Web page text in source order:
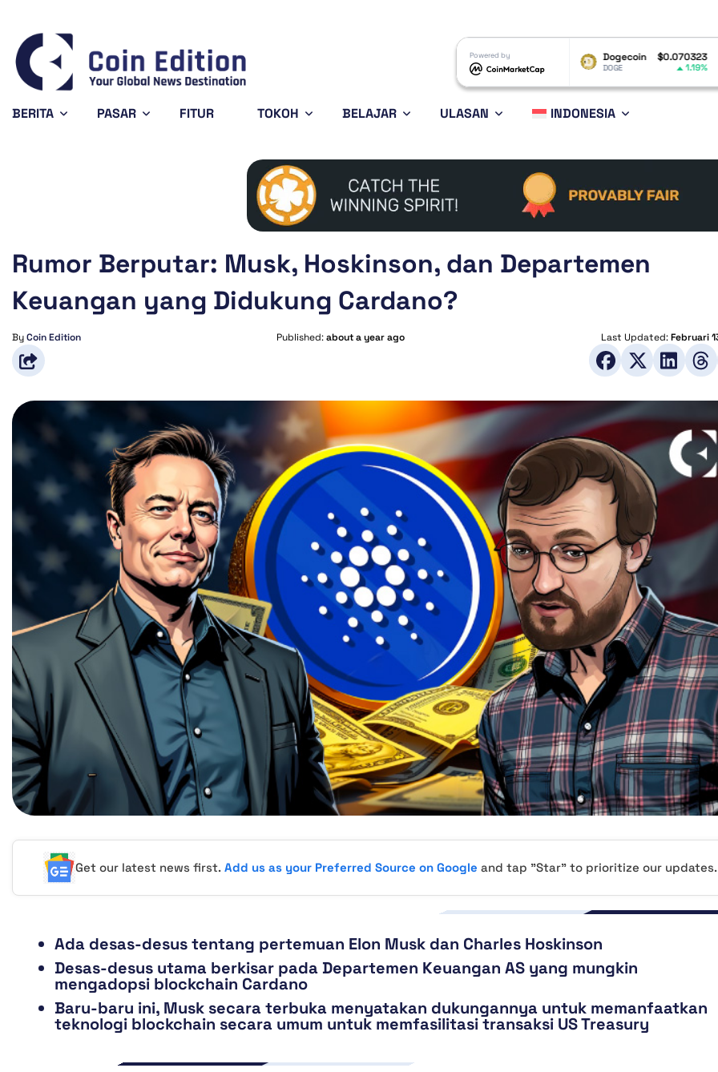
Powered by
Bitcoin
BTC
$0.070323
DOGE 1.19% ETH
BERITA PASAR FITUR TOKOH BELAJAR ULASAN INDONESIA
Rumor Berputar: Musk, Hoskinson, dan Departemen
Keuangan yang Didukung Cardano?
ByCoin Edition Published:about a year ago Last Updated:Februari
Get our latest news first.Add us as your Preferred Source on Google and tap "Star" to prioritize our updates.
Ada desas-desus tentang pertemuan Elon Musk dan Charles Hoskinson
Desas-desus utama berkisar pada Departemen Keuangan AS yang mungkin
mengadopsi blockchain Cardano
Baru-baru ini, Musk secara terbuka menyatakan dukungannya untuk memanfaatkan
teknologi blockchain secara umum untuk memfasilitasi transaksi US Treasury